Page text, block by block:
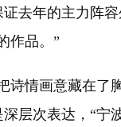
年的主力阵容
作品。”
情画意藏在了胸
层次表达，“宁